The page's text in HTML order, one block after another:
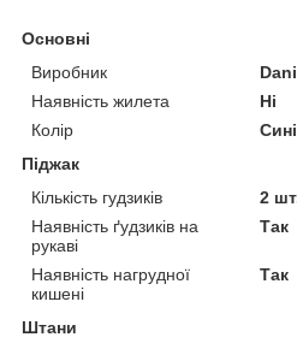
Основні
Виробник
Наявність жилета
Ні
Колір
Піджак
Кількість гудзиків
2
Наявність ґудзиків на
рукаві
Так
Наявність нагрудної
кишені
Так
Штани